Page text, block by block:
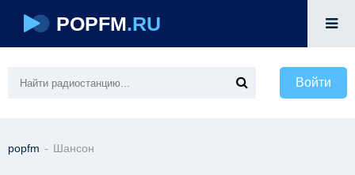
POPFM.RU
Войти
popfm - Шансон